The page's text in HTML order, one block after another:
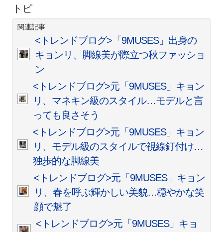
トピ
関連記事
<トレンドブログ>「9MUSES」出身の
キョンリ、脚線美が際立つ秋ファッショ
ン
<トレンドブログ>元「9MUSES」キョン
リ、マネキン級のスタイル…モデルと言
っても良さそう
<トレンドブログ>元「9MUSES」キョン
リ、モデル級のスタイルで視線釘付け…
独歩的な脚線美
<トレンドブログ>元「9MUSES」キョン
リ、春を呼ぶ輝かしい美貌…穏やかな笑
顔で魅了
<トレンドブログ>元「9MUSES」キョ